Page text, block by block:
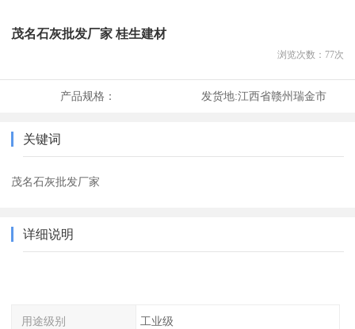
茂名石灰批发厂家 桂生建材
浏览次数： 77次
产品规格： 发货地:江西省赣州瑞金市
关键词
茂名石灰批发厂家
详细说明
用途级别 工业级